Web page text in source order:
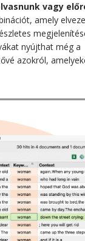
vagy
amely
nyújthat még
azokról,